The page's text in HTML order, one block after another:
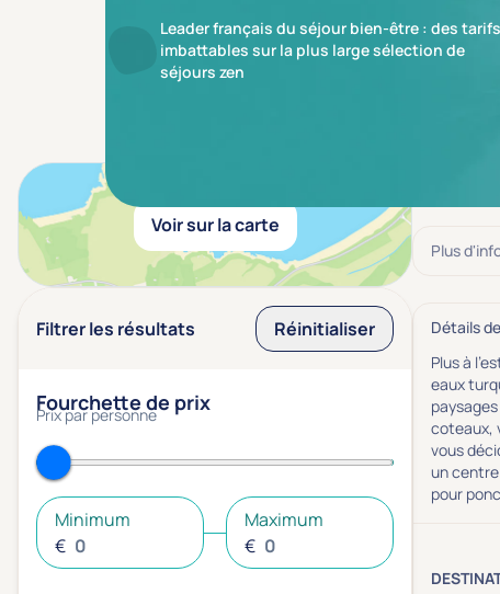
Leader français du séjour bien-être : des tarifs
imbattables sur la plus large sélection de
séjours zen
Voir sur la carte
Filtrer les résultats Réinitialiser
Fourchette de prix
Prix par personne
Minimum
€
Maximum
€
Plus
Détails
Plus à
eaux
coteaux,
vous
un
pour